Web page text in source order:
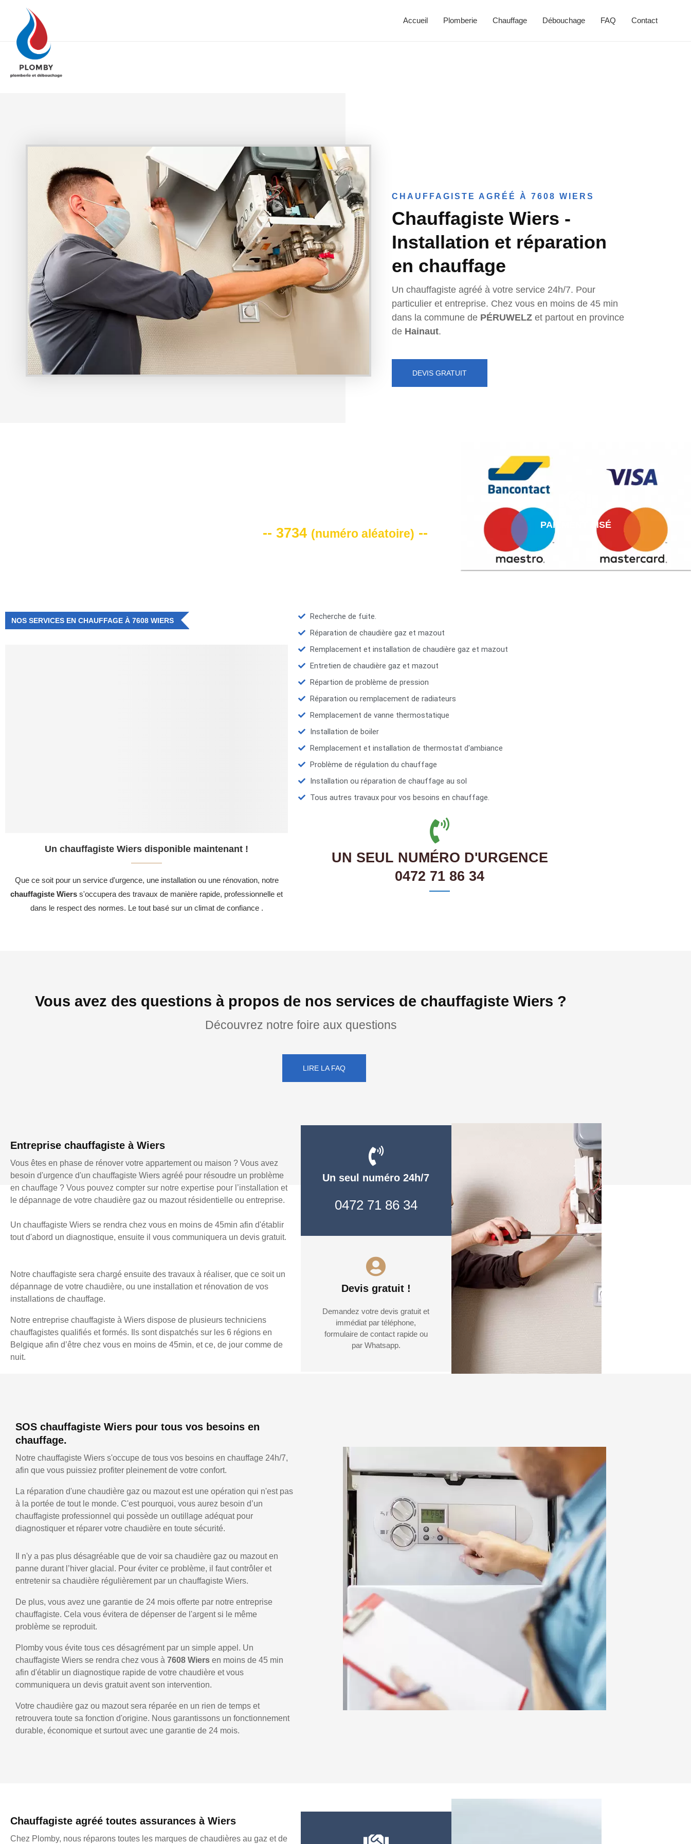
Accueil Plomberie Chauffage Débouchage FAQ Contact
CHAUFFAGISTE AGRÉÉ À 7608 WIERS
Chauffagiste Wiers -
Installation et réparation
en chauffage
Un chauffagiste agréé à votre service 24h/7. Pour
particulier et entreprise. Chez vous en moins de 45 min
dans la commune de PÉRUWELZ et partout en province
de Hainaut.
DEVIS GRATUIT
-- 3734 (numéro aléatoire) --
PAIEMENT AISÉ
NOS SERVICES EN CHAUFFAGE À 7608 WIERS
Un chauffagiste Wiers disponible maintenant !
Que ce soit pour un service d'urgence, une installation ou une rénovation, notre
chauffagiste Wiers s'occupera des travaux de manière rapide, professionnelle et
dans le respect des normes. Le tout basé sur un climat de confiance .
Recherche de fuite.
Réparation de chaudière gaz et mazout
Remplacement et installation de chaudière gaz et mazout
Entretien de chaudière gaz et mazout
Répartion de problème de pression
Réparation ou remplacement de radiateurs
Remplacement de vanne thermostatique
Installation de boiler
Remplacement et installation de thermostat d'ambiance
Problème de régulation du chauffage
Installation ou réparation de chauffage au sol
Tous autres travaux pour vos besoins en chauffage.
UN SEUL NUMÉRO D'URGENCE
0472 71 86 34
Vous avez des questions à propos de nos services de chauffagiste Wiers ?
Découvrez notre foire aux questions
LIRE LA FAQ
Entreprise chauffagiste à Wiers
Vous êtes en phase de rénover votre appartement ou maison ? Vous avez
besoin d'urgence d'un chauffagiste Wiers agréé pour résoudre un problème
en chauffage ? Vous pouvez compter sur notre expertise pour l’installation et
le dépannage de votre chaudière gaz ou mazout résidentielle ou entreprise.
Un chauffagiste Wiers se rendra chez vous en moins de 45min afin d'établir
tout d'abord un diagnostique, ensuite il vous communiquera un devis gratuit.
Notre chauffagiste sera chargé ensuite des travaux à réaliser, que ce soit un
dépannage de votre chaudière, ou une installation et rénovation de vos
installations de chauffage.
Notre entreprise chauffagiste à Wiers dispose de plusieurs techniciens
chauffagistes qualifiés et formés. Ils sont dispatchés sur les 6 régions en
Belgique afin d’être chez vous en moins de 45min, et ce, de jour comme de
nuit.
Un seul numéro 24h/7
0472 71 86 34
Devis gratuit !
Demandez votre devis gratuit et
immédiat par téléphone,
formulaire de contact rapide ou
par Whatsapp.
SOS chauffagiste Wiers pour tous vos besoins en
chauffage.
Notre chauffagiste Wiers s'occupe de tous vos besoins en chauffage 24h/7,
afin que vous puissiez profiter pleinement de votre confort.
La réparation d'une chaudière gaz ou mazout est une opération qui n'est pas
à la portée de tout le monde. C'est pourquoi, vous aurez besoin d’un
chauffagiste professionnel qui possède un outillage adéquat pour
diagnostiquer et réparer votre chaudière en toute sécurité.
Il n'y a pas plus désagréable que de voir sa chaudière gaz ou mazout en
panne durant l’hiver glacial. Pour éviter ce problème, il faut contrôler et
entretenir sa chaudière régulièrement par un chauffagiste Wiers.
De plus, vous avez une garantie de 24 mois offerte par notre entreprise
chauffagiste. Cela vous évitera de dépenser de l'argent si le même
problème se reproduit.
Plomby vous évite tous ces désagrément par un simple appel. Un
chauffagiste Wiers se rendra chez vous à 7608 Wiers en moins de 45 min
afin d'établir un diagnostique rapide de votre chaudière et vous
communiquera un devis gratuit avent son intervention.
Votre chaudière gaz ou mazout sera réparée en un rien de temps et
retrouvera toute sa fonction d'origine. Nous garantissons un fonctionnement
durable, économique et surtout avec une garantie de 24 mois.
Chauffagiste agréé toutes assurances à Wiers
Chez Plomby, nous réparons toutes les marques de chaudières au gaz et de